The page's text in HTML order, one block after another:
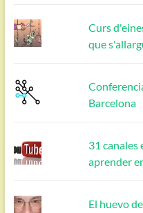
Curs
que
Barcelona
31 canales
aprender
El huevo